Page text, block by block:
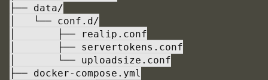
├── data/
│   └── conf.d/
│       ├── realip.conf
│       ├── servertokens.conf
│       └── uploadsize.conf
├── docker-compose.yml